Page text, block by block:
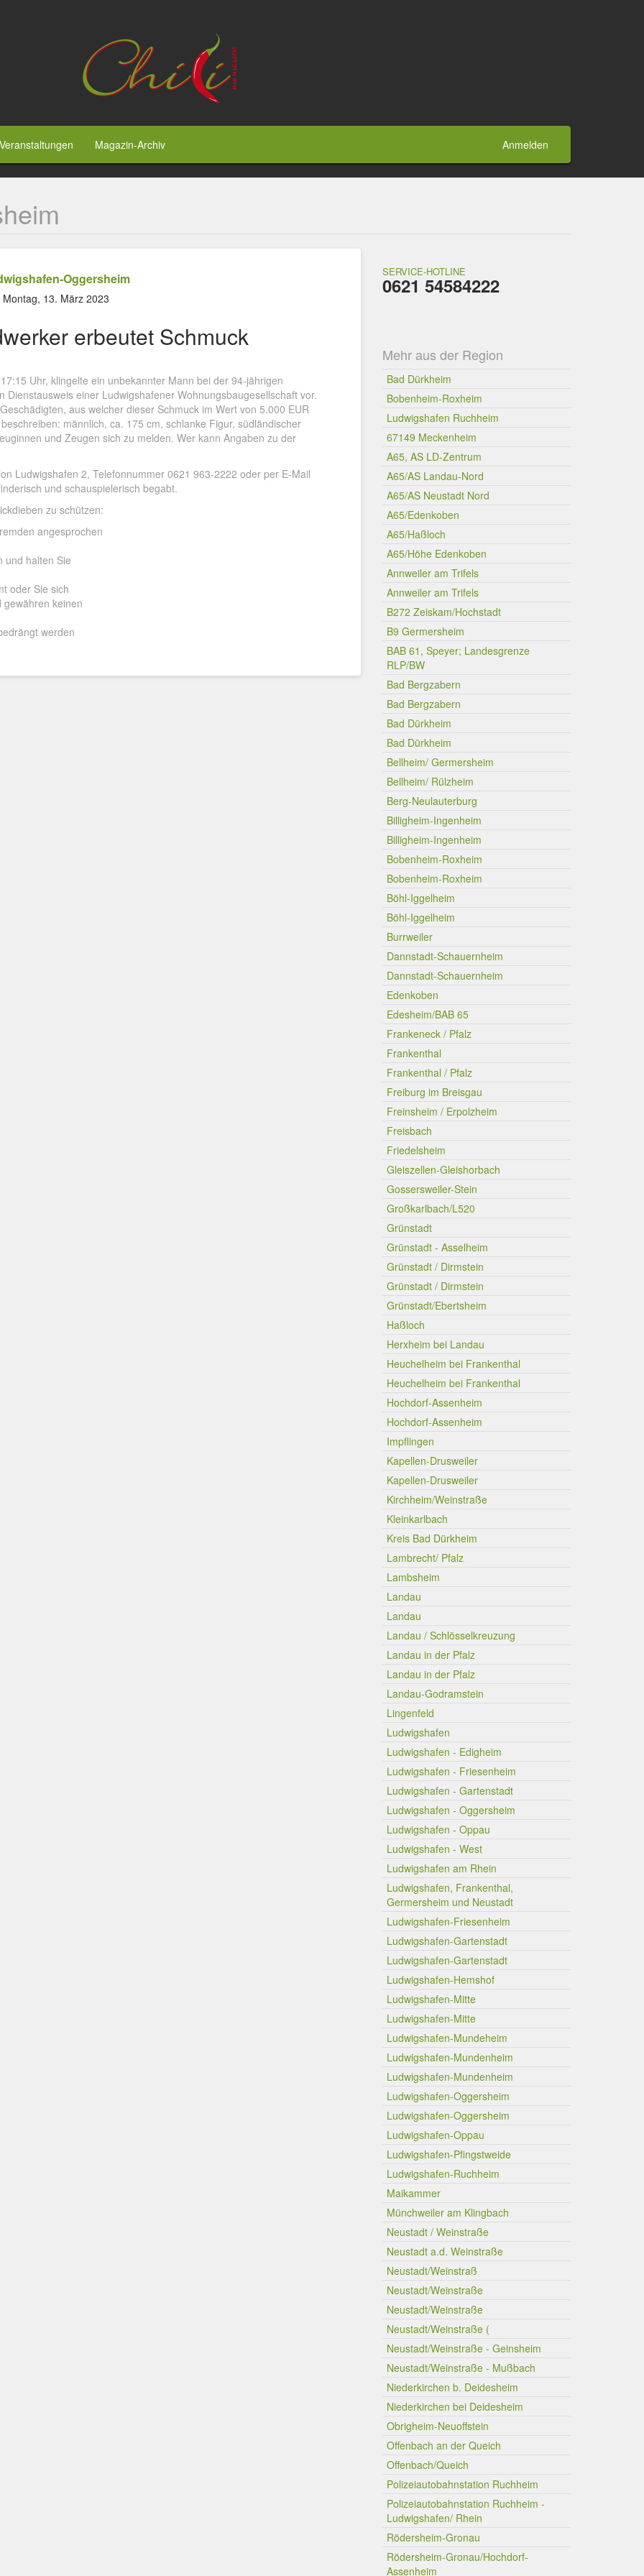
Anmelden
Veranstaltungen Magazin-Archiv
Oggersheim
Montag, 13. März 2023
erbeutet Schmuck
Uhr, klingelte ein unbekannter Mann bei der 94-jährigen
einer Ludwigshafener Wohnungsbaugesellschaft vor.
aus welcher dieser Schmuck im Wert von 5.000 EUR
männlich, ca. 175 cm, schlanke Figur, südländischer
und Zeugen sich zu melden. Wer kann Angaben zu der
Ludwigshafen 2, Telefonnummer 0621 963-2222 oder per E-Mail
und schauspielerisch begabt.
zu schützen:
angesprochen
und halten Sie
oder Sie sich
keinen
werden
SERVICE-HOTLINE
0621 54584222
Mehr aus der Region
Bad Dürkheim
Bobenheim-Roxheim
Ludwigshafen Ruchheim
67149 Meckenheim
A65, AS LD-Zentrum
A65/AS Landau-Nord
A65/AS Neustadt Nord
A65/Edenkoben
A65/Haßloch
A65/Höhe Edenkoben
Annweiler am Trifels
Annweiler am Trifels
B272 Zeiskam/Hochstadt
B9 Germersheim
BAB 61, Speyer; Landesgrenze
RLP/BW
Bad Bergzabern
Bad Bergzabern
Bad Dürkheim
Bad Dürkheim
Bellheim/ Germersheim
Bellheim/ Rülzheim
Berg-Neulauterburg
Billigheim-Ingenheim
Billigheim-Ingenheim
Bobenheim-Roxheim
Bobenheim-Roxheim
Böhl-Iggelheim
Böhl-Iggelheim
Burrweiler
Dannstadt-Schauernheim
Dannstadt-Schauernheim
Edenkoben
Edesheim/BAB 65
Frankeneck / Pfalz
Frankenthal
Frankenthal / Pfalz
Freiburg im Breisgau
Freinsheim / Erpolzheim
Freisbach
Friedelsheim
Gleiszellen-Gleishorbach
Gossersweiler-Stein
Großkarlbach/L520
Grünstadt
Grünstadt - Asselheim
Grünstadt / Dirmstein
Grünstadt / Dirmstein
Grünstadt/Ebertsheim
Haßloch
Herxheim bei Landau
Heuchelheim bei Frankenthal
Heuchelheim bei Frankenthal
Hochdorf-Assenheim
Hochdorf-Assenheim
Impflingen
Kapellen-Drusweiler
Kapellen-Drusweiler
Kirchheim/Weinstraße
Kleinkarlbach
Kreis Bad Dürkheim
Lambrecht/ Pfalz
Lambsheim
Landau
Landau
Landau / Schlösselkreuzung
Landau in der Pfalz
Landau in der Pfalz
Landau-Godramstein
Lingenfeld
Ludwigshafen
Ludwigshafen - Edigheim
Ludwigshafen - Friesenheim
Ludwigshafen - Gartenstadt
Ludwigshafen - Oggersheim
Ludwigshafen - Oppau
Ludwigshafen - West
Ludwigshafen am Rhein
Ludwigshafen, Frankenthal,
Germersheim und Neustadt
Ludwigshafen-Friesenheim
Ludwigshafen-Gartenstadt
Ludwigshafen-Gartenstadt
Ludwigshafen-Hemshof
Ludwigshafen-Mitte
Ludwigshafen-Mitte
Ludwigshafen-Mundeheim
Ludwigshafen-Mundenheim
Ludwigshafen-Mundenheim
Ludwigshafen-Oggersheim
Ludwigshafen-Oggersheim
Ludwigshafen-Oppau
Ludwigshafen-Pfingstweide
Ludwigshafen-Ruchheim
Maikammer
Münchweiler am Klingbach
Neustadt / Weinstraße
Neustadt a.d. Weinstraße
Neustadt/Weinstraß
Neustadt/Weinstraße
Neustadt/Weinstraße
Neustadt/Weinstraße (
Neustadt/Weinstraße - Geinsheim
Neustadt/Weinstraße - Mußbach
Niederkirchen b. Deidesheim
Niederkirchen bei Deidesheim
Obrigheim-Neuoffstein
Offenbach an der Queich
Offenbach/Queich
Polizeiautobahnstation Ruchheim
Polizeiautobahnstation Ruchheim -
Ludwigshafen/ Rhein
Rödersheim-Gronau
Rödersheim-Gronau/Hochdorf-
Assenheim